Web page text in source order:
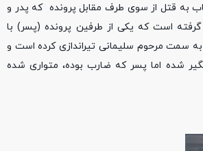
به قتل از سوی طرف مقابل پرونده که پدر و
است که یکی از طرفین پرونده (پسر) با
سمت مرحوم سلیمانی تیراندازی کرده است و
شده اما پسر که ضارب بوده، متواری شده